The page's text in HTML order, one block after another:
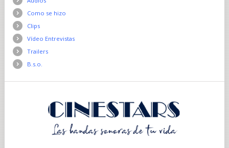
Como se hizo
Clips
Vídeo Entrevistas
Trailers
B.s.o.